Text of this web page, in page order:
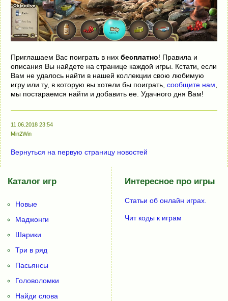
Приглашаем Вас поиграть в них бесплатно! Правила и
описания Вы найдете на странице каждой игры. Кстати, если
Вам не удалось найти в нашей коллекции свою любимую
игру или ту, в которую вы хотели бы поиграть, сообщите нам,
мы постараемся найти и добавить ее. Удачного дня Вам!
11.06.2018 23:54
Min2Win
Вернуться на первую страницу новостей
Каталог игр
Новые
Маджонги
Шарики
Три в ряд
Пасьянсы
Головоломки
Найди слова
Интересное про игры
Статьи об онлайн играх.
Чит коды к играм